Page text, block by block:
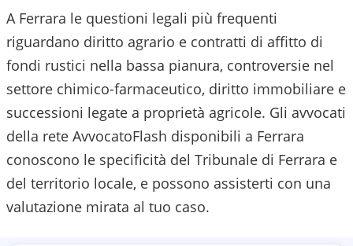
A Ferrara le questioni legali più frequenti
riguardano diritto agrario e contratti di affitto di
fondi rustici nella bassa pianura, controversie nel
settore chimico-farmaceutico, diritto immobiliare e
successioni legate a proprietà agricole. Gli avvocati
della rete AvvocatoFlash disponibili a Ferrara
conoscono le specificità del Tribunale di Ferrara e
del territorio locale, e possono assisterti con una
valutazione mirata al tuo caso.